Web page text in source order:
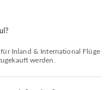
werden.